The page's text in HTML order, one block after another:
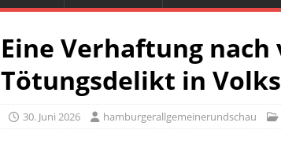
Eine Verhaftung
Tötungsdelikt in
30. Juni 2026 hamburgerallgemeinerundschau